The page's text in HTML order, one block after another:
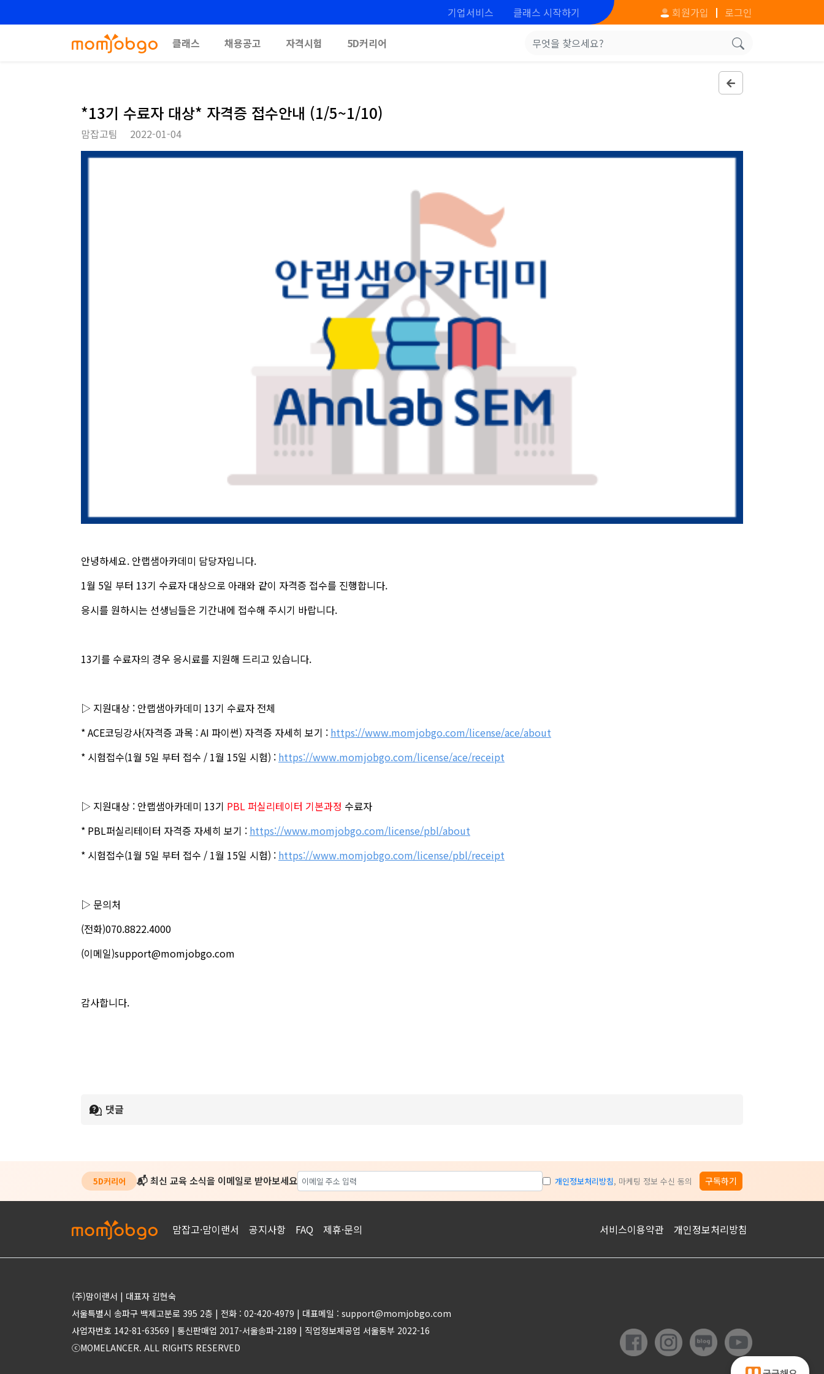
기업서비스 클래스 시작하기 회원가입 로그인
클래스 채용공고 자격시험 5D커리어
*13기 수료자 대상* 자격증 접수안내 (1/5~1/10)
맘잡고팀 2022-01-04
안녕하세요. 안랩샘아카데미 담당자입니다.
1월 5일 부터 13기 수료자 대상으로 아래와 같이 자격증 접수를 진행합니다.
응시를 원하시는 선생님들은 기간내에 접수해 주시기 바랍니다.
13기를 수료자의 경우 응시료를 지원해 드리고 있습니다.
▷ 지원대상 : 안랩샘아카데미 13기 수료자 전체
* ACE코딩강사(자격증 과목 : AI 파이썬) 자격증 자세히 보기 : https://www.momjobgo.com/license/ace/about
* 시험접수(1월 5일 부터 접수 / 1월 15일 시험) : https://www.momjobgo.com/license/ace/receipt
▷ 지원대상 : 안랩샘아카데미 13기 PBL 퍼실리테이터 기본과정 수료자
* PBL퍼실리테이터 자격증 자세히 보기 : https://www.momjobgo.com/license/pbl/about
* 시험접수(1월 5일 부터 접수 / 1월 15일 시험) : https://www.momjobgo.com/license/pbl/receipt
▷ 문의처
(전화)070.8822.4000
(이메일)support@momjobgo.com
감사합니다.
댓글
5D커리어 📬 최신 교육 소식을 이메일로 받아보세요 개인정보처리방침, 마케팅 정보 수신 동의 구독하기
맘잡고·맘이랜서 공지사항 FAQ 제휴·문의 서비스이용약관 개인정보처리방침
(주)맘이랜서 | 대표자 김현숙
서울특별시 송파구 백제고분로 395 2층 | 전화 : 02-420-4979 | 대표메일 : support@momjobgo.com
사업자번호 142-81-63569 | 통신판매업 2017-서울송파-2189 | 직업정보제공업 서울동부 2022-16
ⓒMOMELANCER. ALL RIGHTS RESERVED